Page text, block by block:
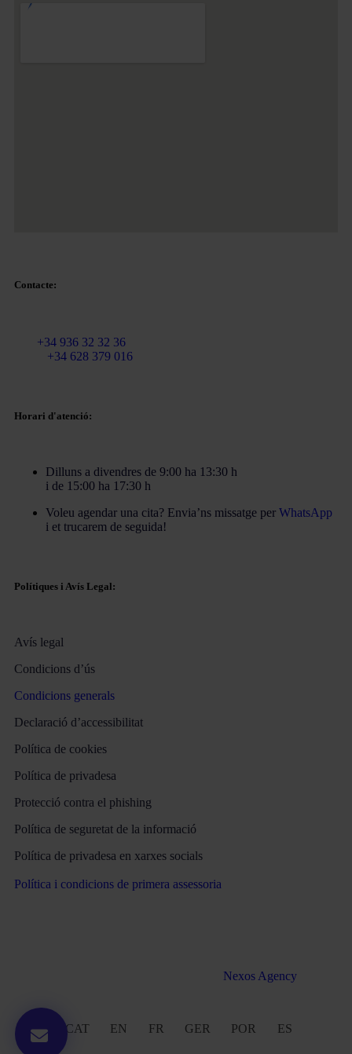
Contacte:
+34 936 32 32 36
+34 628 379 016
Horari d'atenció:
Dilluns a divendres de 9:00 ha 13:30 h
i de 15:00 ha 17:30 h
Voleu agendar una cita? Envia’ns missatge per WhatsApp
i et trucarem de seguida!
Polítiques i Avís Legal:
Avís legal
Condicions d’ús
Condicions generals
Declaració d’accessibilitat
Política de cookies
Política de privadesa
Protecció contra el phishing
Política de seguretat de la informació
Política de privadesa en xarxes socials
Política i condicions de primera assessoria
Nexos Agency
CAT EN FR GER POR ES